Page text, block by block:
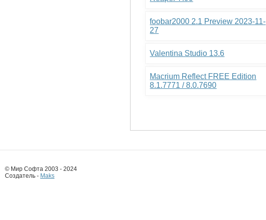
foobar2000 2.1 Preview 2023-11-
27
Valentina Studio 13.6
Macrium Reflect FREE Edition
8.1.7771 / 8.0.7690
© Мир Софта 2003 - 2024
Создатель - Maks